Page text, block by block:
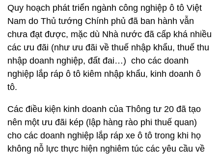
Quy hoạch phát triển ngành công nghiệp ô tô Việt
Nam do Thủ tướng Chính phủ đã ban hành vẫn
chưa đạt được, mặc dù Nhà nước đã cấp khá nhiều
các ưu đãi (như ưu đãi về thuế nhập khẩu, thuế thu
nhập doanh nghiệp, đất đai…) cho các doanh
nghiệp lắp ráp ô tô kiêm nhập khẩu, kinh doanh ô
tô.
Các điều kiện kinh doanh của Thông tư 20 đã tạo
nên một ưu đãi kép (lập hàng rào phi thuế quan)
cho các doanh nghiệp lắp ráp xe ô tô trong khi họ
không nỗ lực thực hiện nghiêm túc các yêu cầu về